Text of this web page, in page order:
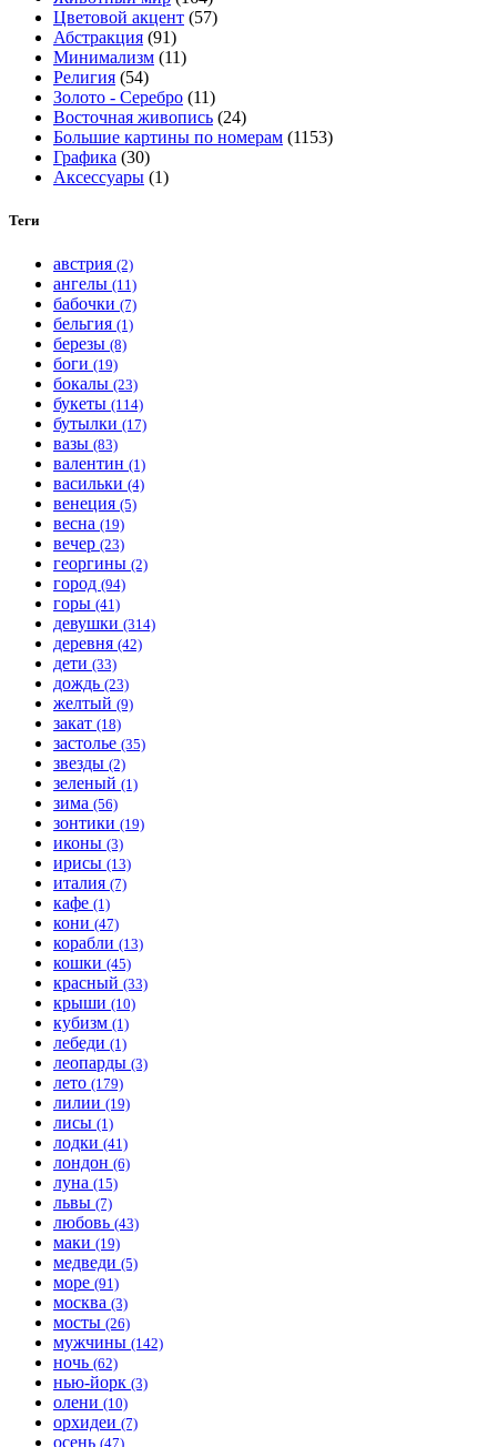
Цветовой акцент (57)
Абстракция (91)
Минимализм (11)
Религия (54)
Золото - Серебро (11)
Восточная живопись (24)
Большие картины по номерам (1153)
Графика (30)
Аксессуары (1)
Теги
австрия (2)
ангелы (11)
бабочки (7)
бельгия (1)
березы (8)
боги (19)
бокалы (23)
букеты (114)
бутылки (17)
вазы (83)
валентин (1)
васильки (4)
венеция (5)
весна (19)
вечер (23)
георгины (2)
город (94)
горы (41)
девушки (314)
деревня (42)
дети (33)
дождь (23)
желтый (9)
закат (18)
застолье (35)
звезды (2)
зеленый (1)
зима (56)
зонтики (19)
иконы (3)
ирисы (13)
италия (7)
кафе (1)
кони (47)
корабли (13)
кошки (45)
красный (33)
крыши (10)
кубизм (1)
лебеди (1)
леопарды (3)
лето (179)
лилии (19)
лисы (1)
лодки (41)
лондон (6)
луна (15)
львы (7)
любовь (43)
маки (19)
медведи (5)
море (91)
москва (3)
мосты (26)
мужчины (142)
ночь (62)
нью-йорк (3)
олени (10)
орхидеи (7)
осень (47)